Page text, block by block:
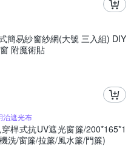
簡易紗窗紗網(大號 三入組) DIY
附魔術貼
治遮光布
桿式抗UV遮光窗簾/200*165*1
洗/窗簾/拉簾/風水簾/門簾)